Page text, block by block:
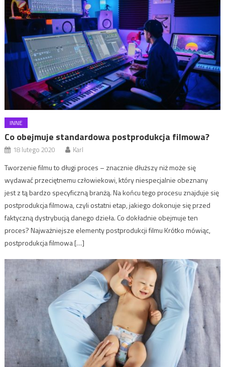
INNE
Co obejmuje standardowa postprodukcja filmowa?
18 lutego 2020 Karl
Tworzenie filmu to długi proces – znacznie dłuższy niż może się
wydawać przeciętnemu człowiekowi, który niespecjalnie obeznany
jest z tą bardzo specyficzną branżą. Na końcu tego procesu znajduje się
postprodukcja filmowa, czyli ostatni etap, jakiego dokonuje się przed
faktyczną dystrybucją danego dzieła. Co dokładnie obejmuje ten
proces? Najważniejsze elementy postprodukcji filmu Krótko mówiąc,
postprodukcja filmowa […]